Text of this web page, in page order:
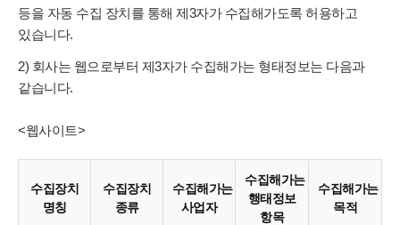
등을 자동 수집 장치를 통해 제3자가 수집해가도록 허용하고
있습니다.
2) 회사는 웹으로부터 제3자가 수집해가는 형태정보는 다음과
같습니다.
<웹사이트>
수집장치
명칭
수집장치
종류
수집해가는
사업자
수집해가는
행태정보
항목
수집해가는
목적